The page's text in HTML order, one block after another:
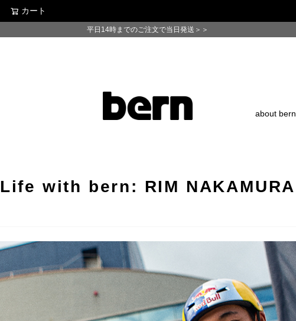
カート
平日14時までのご注文で当日発送＞＞
about bern
Life with bern: RIM NAKAMURA